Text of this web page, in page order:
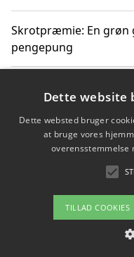
Skrotpræmie: En grøn
pengepung
Hvordan blåfade
plastik i havet
Spil kasinospil på et
guide til sikker og
Om / kontakt
Dette website
Dette websted bruger
at bruge vores
overensstemmelse
TILLAD COOKIES